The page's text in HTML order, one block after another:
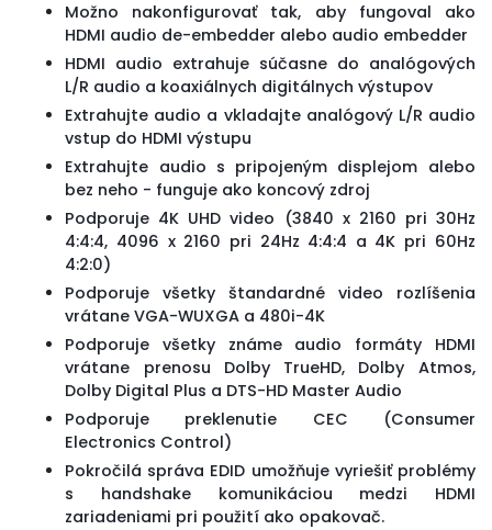
Možno nakonfigurovať tak, aby fungoval ako
HDMI audio de-embedder alebo audio embedder
HDMI audio extrahuje súčasne do analógových
L/R audio a koaxiálnych digitálnych výstupov
Extrahujte audio a vkladajte analógový L/R audio
vstup do HDMI výstupu
Extrahujte audio s pripojeným displejom alebo
bez neho - funguje ako koncový zdroj
Podporuje 4K UHD video (3840 x 2160 pri 30Hz
4:4:4, 4096 x 2160 pri 24Hz 4:4:4 a 4K pri 60Hz
4:2:0)
Podporuje všetky štandardné video rozlíšenia
vrátane VGA-WUXGA a 480i-4K
Podporuje všetky známe audio formáty HDMI
vrátane prenosu Dolby TrueHD, Dolby Atmos,
Dolby Digital Plus a DTS-HD Master Audio
Podporuje preklenutie CEC (Consumer
Electronics Control)
Pokročilá správa EDID umožňuje vyriešiť problémy
s handshake komunikáciou medzi HDMI
zariadeniami pri použití ako opakovač.